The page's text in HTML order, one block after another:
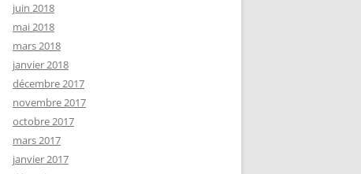
juin 2018
mai 2018
mars 2018
janvier 2018
décembre 2017
novembre 2017
octobre 2017
mars 2017
janvier 2017